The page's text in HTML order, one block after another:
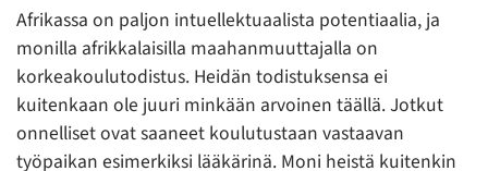
Afrikassa on paljon intuellektuaalista potentiaalia, ja
monilla afrikkalaisilla maahanmuuttajalla on
korkeakoulutodistus. Heidän todistuksensa ei
kuitenkaan ole juuri minkään arvoinen täällä. Jotkut
onnelliset ovat saaneet koulutustaan vastaavan
työpaikan esimerkiksi lääkärinä. Moni heistä kuitenkin